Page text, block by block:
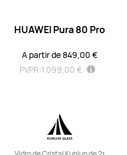
A partir de 999,00 €
HUAWEI Pura 80 Pro
A partir de 849,00 €
PVPR:1 099,00 €